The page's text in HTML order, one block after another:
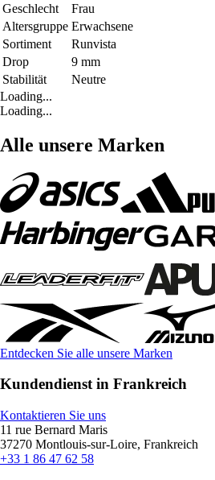
Geschlecht
Frau
Altersgruppe Erwachsene
Sortiment
Runvista
Drop
9 mm
Stabilität
Neutre
Loading...
Loading...
Alle unsere Marken
Entdecken Sie alle unsere Marken
Kundendienst in Frankreich
Kontaktieren Sie uns
11 rue Bernard Maris
37270 Montlouis-sur-Loire, Frankreich
+33 1 86 47 62 58